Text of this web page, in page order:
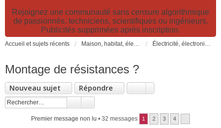
Rejoignez une communauté sans censure algorithmique
de passionnés, techniciens, scientifiques ou ingénieurs.
Publicités supprimées après inscription.
Accueil et sujets récents Maison, habitat, électricité et jardin. Travaux et bricolage. Électricité, électronique et informatique: Hi-Tech, internet, DIY, éclairage, matériels et nouveautés
Montage de résistances ?
Nouveau sujet Répondre
Premier message non lu • 32 messages 1 2 3 4